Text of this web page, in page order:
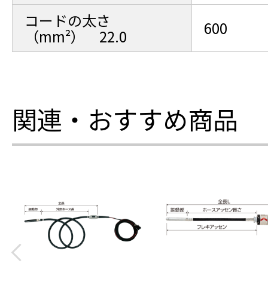
コードの太さ
（mm²） 22.0 600
関連・おすすめ商品